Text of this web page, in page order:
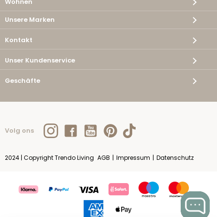
Unsere Marken
Kontakt
Unser Kundenservice
Geschäfte
Volg ons
2024 | Copyright Trendo Living AGB | Impressum | Datenschutz